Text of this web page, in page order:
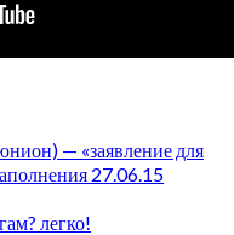
— «заявление для
27.06.15
легко!